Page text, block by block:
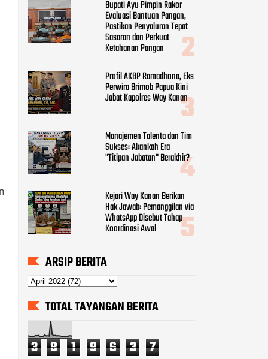
Bupati Ayu Pimpin Rakor
Evaluasi Bantuan Pangan,
Pastikan Penyaluran Tepat
Sasaran dan Perkuat
Ketahanan Pangan
Profil AKBP Ramadhona, Eks
Perwira Brimob Papua Kini
Jabat Kapolres Way Kanan
Manajemen Talenta dan Tim
Sukses: Akankah Era
"Titipan Jabatan" Berakhir?
Kejari Way Kanan Berikan
Hak Jawab: Pemanggilan via
WhatsApp Disebut Tahap
Koordinasi Awal
ARSIP BERITA
TOTAL TAYANGAN BERITA
3 8 1 9 6 3 7